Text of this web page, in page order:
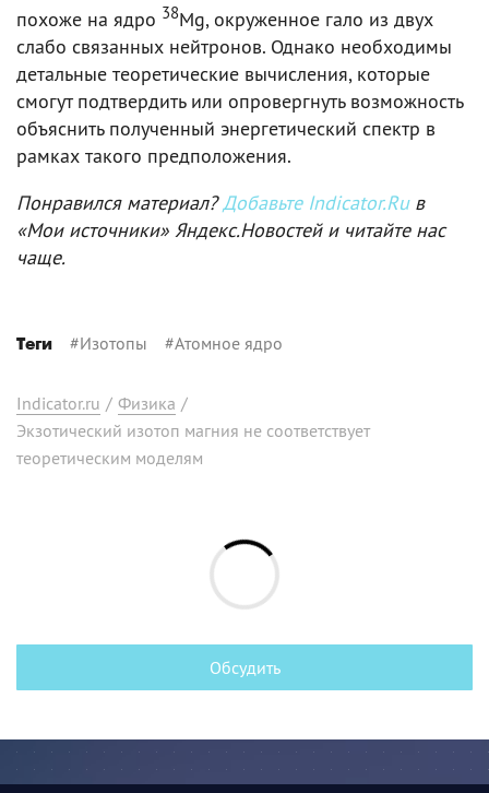
похоже на ядро 38Mg, окруженное гало из двух
слабо связанных нейтронов. Однако необходимы
детальные теоретические вычисления, которые
смогут подтвердить или опровергнуть возможность
объяснить полученный энергетический спектр в
рамках такого предположения.
Понравился материал?Добавьте Indicator.Ruв
«Мои источники» Яндекс.Новостей и читайте нас
чаще.
Теги #Изотопы #Атомное ядро
Indicator.ru / Физика /
Экзотический изотоп магния не соответствует
теоретическим моделям
Обсудить